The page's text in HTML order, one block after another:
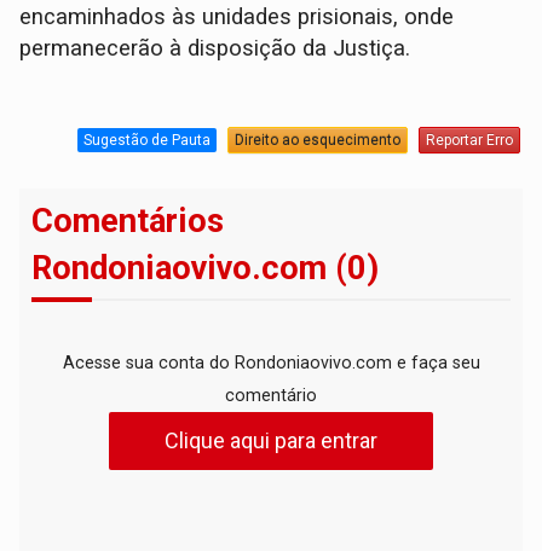
encaminhados às unidades prisionais, onde
permanecerão à disposição da Justiça.
Sugestão de Pauta Direito ao esquecimento Reportar Erro
Comentários
Rondoniaovivo.com (0)
Acesse sua conta do Rondoniaovivo.com e faça seu
comentário
Clique aqui para entrar